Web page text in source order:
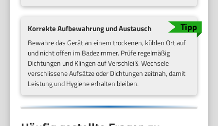
Korrekte Aufbewahrung und Austausch
Bewahre das Gerät an einem trockenen, kühlen Ort auf
und nicht offen im Badezimmer. Prüfe regelmäßig
Dichtungen und Klingen auf Verschleiß. Wechsele
verschlissene Aufsätze oder Dichtungen zeitnah, damit
Leistung und Hygiene erhalten bleiben.